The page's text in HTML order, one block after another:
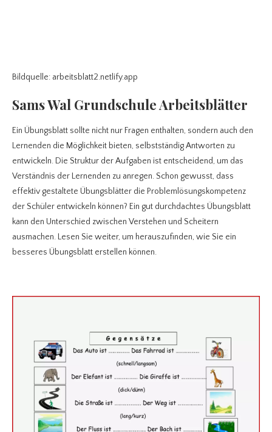
Bildquelle: arbeitsblatt2.netlify.app
Sams Wal Grundschule Arbeitsblätter
Ein Übungsblatt sollte nicht nur Fragen enthalten, sondern auch den
Lernenden die Möglichkeit bieten, selbstständig Antworten zu
entwickeln. Die Struktur der Aufgaben ist entscheidend, um das
Verständnis der Lernenden zu anregen. Schon gewusst, dass
effektiv gestaltete Übungsblätter die Problemlösungskompetenz
der Schüler entwickeln können? Ein gut durchdachtes Übungsblatt
kann den Unterschied zwischen Verstehen und Scheitern
ausmachen. Lesen Sie weiter, um herauszufinden, wie Sie ein
besseres Übungsblatt erstellen können.